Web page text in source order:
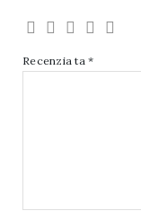
Recenzia ta *